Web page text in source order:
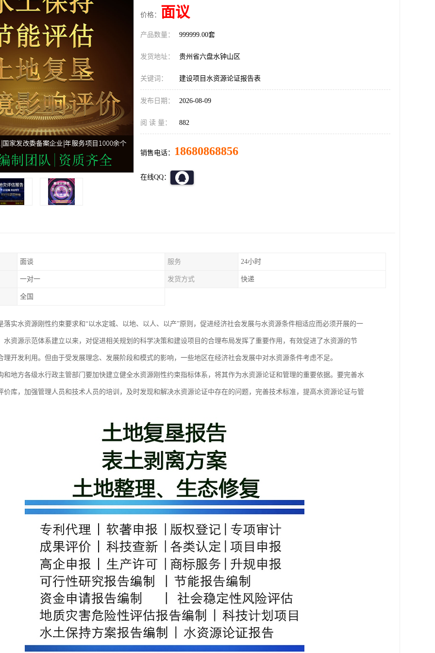
价格： 面议
产品数量： 999999.00套
发货地址： 贵州省六盘水钟山区
关键词： 建设项目水资源论证报告表
发布日期： 2026-08-09
阅 读 量： 882
销售电话： 18680868856
在线QQ：
面谈 服务 24小时
一对一 发货方式 快递
全国
落实水资源刚性约束要求和“以水定城、以地、以人、以产”原则，促进经济社会发展与水资源条件相适应而必须开展的一
水资源示范体系建立以来，对促进相关规划的科学决策和建设项目的合理布局发挥了重要作用，有效促进了水资源的节
理开发利用。但由于受发展理念、发展阶段和模式的影响，一些地区在经济社会发展中对水资源条件考虑不足。
和地方各级水行政主管部门要加快建立健全水资源刚性约束指标体系，将其作为水资源论证和管理的重要依据。要完善水
价库，加强管理人员和技术人员的培训，及时发现和解决水资源论证中存在的问题，完善技术标准，提高水资源论证与管